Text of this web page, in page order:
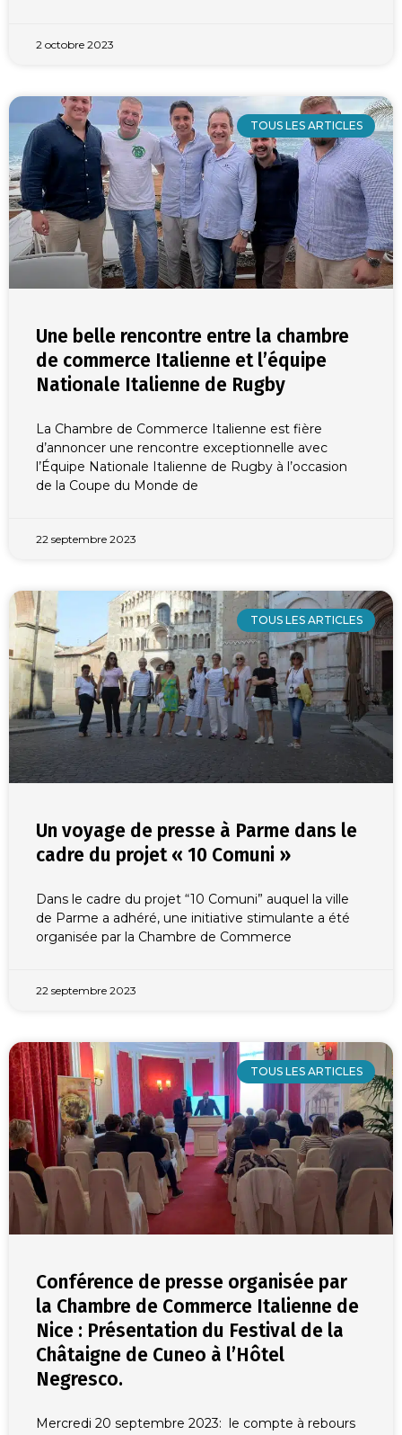
2 octobre 2023
TOUS LES ARTICLES
Une belle rencontre entre la chambre
de commerce Italienne et l’équipe
Nationale Italienne de Rugby
La Chambre de Commerce Italienne est fière
d’annoncer une rencontre exceptionnelle avec
l’Équipe Nationale Italienne de Rugby à l’occasion
de la Coupe du Monde de
22 septembre 2023
TOUS LES ARTICLES
Un voyage de presse à Parme dans le
cadre du projet « 10 Comuni »
Dans le cadre du projet “10 Comuni” auquel la ville
de Parme a adhéré, une initiative stimulante a été
organisée par la Chambre de Commerce
22 septembre 2023
TOUS LES ARTICLES
Conférence de presse organisée par
la Chambre de Commerce Italienne de
Nice : Présentation du Festival de la
Châtaigne de Cuneo à l’Hôtel
Negresco.
Mercredi 20 septembre 2023: le compte à rebours